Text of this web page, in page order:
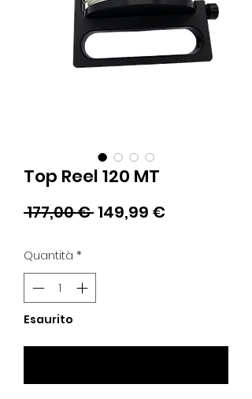
Top Reel 120 MT
177,00 € Prezzo
149,99 €Prezzo
Quantità *
Esaurito